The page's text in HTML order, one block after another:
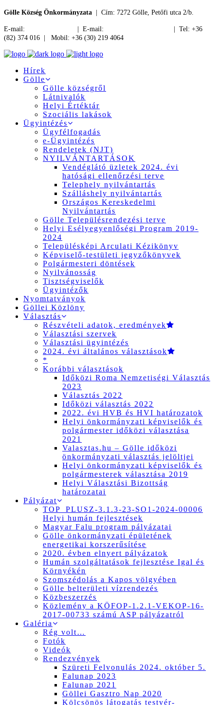
Gölle Község Önkormányzata | Cím: 7272 Gölle, Petőfi utca 2/b.
E-mail: | E-mail:
| Tel: +36
(82) 374 016 | Mobil: +36 (30) 219 4064
Hírek
Gölle
Gölle községről
Látnivalók
Helyi Értéktár
Szociális lakások
Ügyintézés
Ügyfélfogadás
e-Ügyintézés
Rendeletek (NJT)
NYILVÁNTARTÁSOK
Vendéglátó üzletek 2024. évi
hatósági ellenőrzési terve
Telephely nyilvántartás
Szálláshely nyilvántartás
Országos Kereskedelmi
Nyilvántartás
Gölle Településrendezési terve
Helyi Esélyegyenlőségi Program 2019-
2024
Településképi Arculati Kézikönyv
Képviselő-testületi jegyzőkönyvek
Polgármesteri döntések
Nyilvánosság
Tisztségviselők
Ügyintézők
Nyomtatványok
Göllei Közlöny
Választás
Részvételi adatok, eredmények
Választási szervek
Választási ügyintézés
2024. évi általános választások
*
Korábbi választások
Időközi Roma Nemzetiségi Választás
2023
Választás 2022
Időközi választás 2022
2022. évi HVB és HVI határozatok
Helyi önkormányzati képviselők és
polgármester időközi választása
2021
Valasztas.hu – Gölle időközi
önkormányzati választás jelöltjei
Helyi önkormányzati képviselők és
polgármesterek választása 2019
Helyi Választási Bizottság
határozatai
Pályázat
TOP_PLUSZ-3.1.3-23-SO1-2024-00006
Helyi humán fejlesztések
Magyar Falu program pályázatai
Gölle önkormányzati épületének
energetikai korszerűsítése
2020. évben elnyert pályázatok
Humán szolgáltatások fejlesztése Igal és
Környékén
Szomszédolás a Kapos völgyében
Gölle belterületi vízrendezés
Közbeszerzés
Közlemény a KÖFOP-1.2.1-VEKOP-16-
2017-00733 számú ASP pályázatról
Galéria
Rég volt…
Fotók
Videók
Rendezvények
Szüreti Felvonulás 2024. október 5.
Falunap 2023
Falunap 2021
Göllei Gasztro Nap 2020
Kölcsönös látogatás testvér-